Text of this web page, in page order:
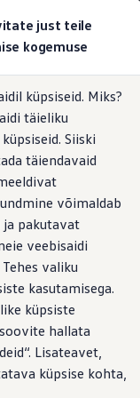
just teile
kogemuse
küpsiseid. Miks?
täieliku
Siiski
täiendavaid
võimaldab
ja pakutavat
veebisaidi
valiku
kasutamisega.
küpsiste
hallata
Lisateavet,
küpsise kohta,
ülesandeks valmis
Volkswagenile!